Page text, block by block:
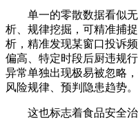
单一的零散数据看似
析、规律挖掘，可精准捕
析，精准发现某窗口投诉
偏高、特定时段后厨违规
异常单独出现极易被忽略
风险规律、预判隐患趋势。
这也标志着食品安全